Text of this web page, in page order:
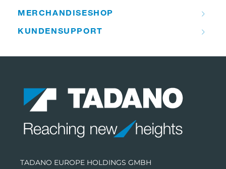
MERCHANDISE­­SHOP
KUNDEN­­SUPPORT
TADANO EUROPE HOLDINGS GMBH